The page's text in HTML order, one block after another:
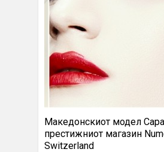
Македонскиот модел
престижниот магазин
Switzerland